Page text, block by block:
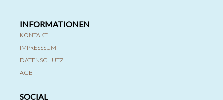
INFORMATIONEN
KONTAKT
IMPRESSSUM
DATENSCHUTZ
AGB
SOCIAL